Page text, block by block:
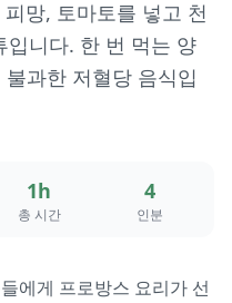
망, 토마토를 넣고 천
입니다. 한 번 먹는 양
과한 저혈당 음식입
1h
총 시간
4
인분
에게 프로방스 요리가 선